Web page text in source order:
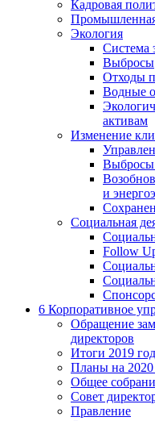
Кадровая
Промышленная
Экология
Система
Выбросы
Отходы
Водные
активам
Изменение
Выбросы
и
Социальная
Follow
6 Корпоративное
Обращение
директоров
Итоги 2019
Планы на 2020
Общее
Совет
Правление